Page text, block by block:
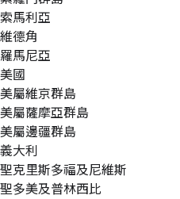
索馬利亞
維德角
羅馬尼亞
美國
美屬維京群島
美屬薩摩亞群島
美屬邊疆群島
義大利
聖克里斯多福及尼維斯
聖多美及普林西比